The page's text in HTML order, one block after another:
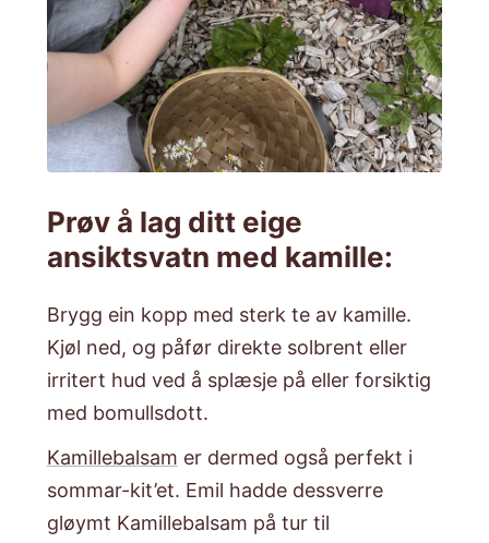
Prøv å lag ditt eige
ansiktsvatn med kamille:
Brygg ein kopp med sterk te av kamille.
Kjøl ned, og påfør direkte solbrent eller
irritert hud ved å splæsje på eller forsiktig
med bomullsdott.
Kamillebalsam er dermed også perfekt i
sommar-kit’et. Emil hadde dessverre
gløymt Kamillebalsam på tur til